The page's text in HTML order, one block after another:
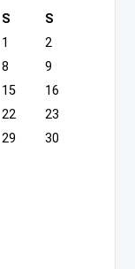
S
S
1
2
8
9
15
16
22
23
29
30